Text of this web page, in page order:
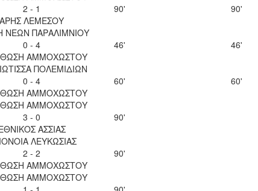
2 - 1
ΑΡΗΣ ΛΕΜΕΣΟΥ
90' 90'
ΝΕΩΝ ΠΑΡΑΛΙΜΝΙΟΥ
0 - 4
ΑΜΜΟΧΩΣΤΟΥ
46'
46'
ΠΟΛΕΜΙΔΙΩΝ
0 - 4
ΑΜΜΟΧΩΣΤΟΥ
60' 60'
ΑΜΜΟΧΩΣΤΟΥ
3 - 0
ΑΣΣΙΑΣ
90'
ΛΕΥΚΩΣΙΑΣ
2 - 2
ΑΜΜΟΧΩΣΤΟΥ
90'
ΑΜΜΟΧΩΣΤΟΥ